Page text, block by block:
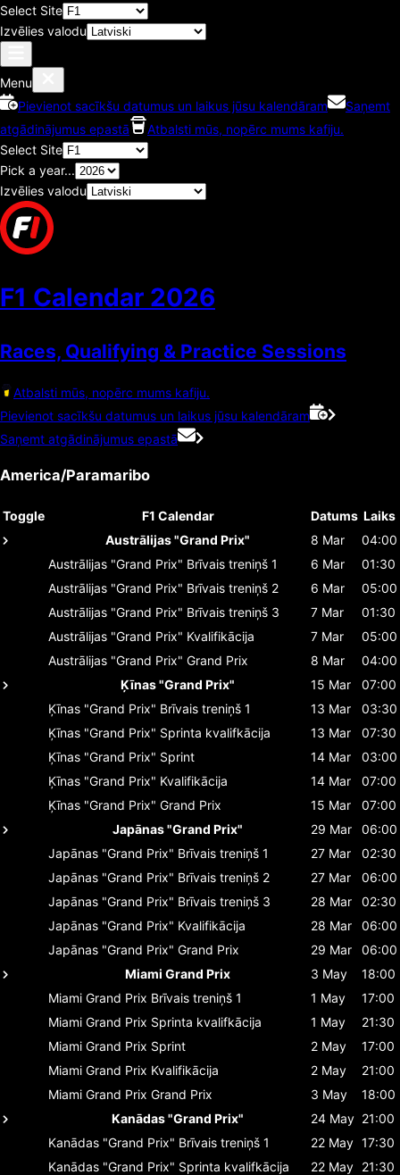
Select Site
Izvēlies valodu
Menu
Pievienot sacīkšu datumus un laikus jūsu kalendāram
Saņemt
atgādinājumus epastā
Atbalsti mūs, nopērc mums kafiju.
Select Site
Pick a year...
Izvēlies valodu
F1 Calendar 2026
Races, Qualifying & Practice Sessions
Atbalsti mūs, nopērc mums kafiju.
Pievienot sacīkšu datumus un laikus jūsu kalendāram
Saņemt atgādinājumus epastā
America/Paramaribo
Toggle F1 Calendar Datums Laiks
Austrālijas "Grand Prix"
8 Mar
04:00
Austrālijas "Grand Prix" Brīvais treniņš 1 6 Mar
01:30
Austrālijas "Grand Prix" Brīvais treniņš 2 6 Mar
05:00
Austrālijas "Grand Prix" Brīvais treniņš 3 7 Mar
01:30
Austrālijas "Grand Prix" Kvalifikācija 7 Mar
05:00
Austrālijas "Grand Prix" Grand Prix 8 Mar
04:00
Ķīnas "Grand Prix"
15 Mar
07:00
Ķīnas "Grand Prix" Brīvais treniņš 1 13 Mar
03:30
Ķīnas "Grand Prix" Sprinta kvalifkācija 13 Mar
07:30
Ķīnas "Grand Prix" Sprint 14 Mar
03:00
Ķīnas "Grand Prix" Kvalifikācija 14 Mar
07:00
Ķīnas "Grand Prix" Grand Prix 15 Mar
07:00
Japānas "Grand Prix"
29 Mar
06:00
Japānas "Grand Prix" Brīvais treniņš 1 27 Mar
02:30
Japānas "Grand Prix" Brīvais treniņš 2 27 Mar
06:00
Japānas "Grand Prix" Brīvais treniņš 3 28 Mar
02:30
Japānas "Grand Prix" Kvalifikācija 28 Mar
06:00
Japānas "Grand Prix" Grand Prix 29 Mar
06:00
Miami Grand Prix
3 May
18:00
Miami Grand Prix Brīvais treniņš 1 1 May
17:00
Miami Grand Prix Sprinta kvalifkācija 1 May
21:30
Miami Grand Prix Sprint 2 May
17:00
Miami Grand Prix Kvalifikācija 2 May
21:00
Miami Grand Prix Grand Prix 3 May
18:00
Kanādas "Grand Prix"
24 May 21:00
Kanādas "Grand Prix" Brīvais treniņš 1 22 May 17:30
Kanādas "Grand Prix" Sprinta kvalifkācija 22 May 21:30